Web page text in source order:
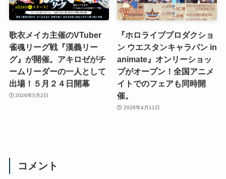
歌衣メイカ主催のVTuber
雀魂リーグ戦『漢義リー
グ』が開催。アキロゼがチ
ームリーダーの一人として
出場！５月２４日開幕
2026年5月2日
『ホロライブプロダクショ
ン ウエスタンキャラバン in
animate』オンリーショッ
プがオープン！全国アニメ
イトでのフェアも同時開
催。
2026年4月11日
コメント